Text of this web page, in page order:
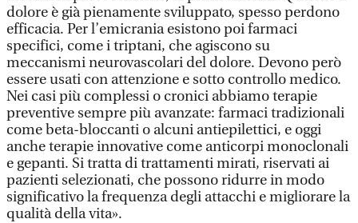
dolore è già pienamente sviluppato, spesso perdono
efficacia. Per l’emicrania esistono poi farmaci
specifici, come i triptani, che agiscono su
meccanismi neurovascolari del dolore. Devono però
essere usati con attenzione e sotto controllo medico.
Nei casi più complessi o cronici abbiamo terapie
preventive sempre più avanzate: farmaci tradizionali
come beta-bloccanti o alcuni antiepilettici, e oggi
anche terapie innovative come anticorpi monoclonali
e gepanti. Si tratta di trattamenti mirati, riservati ai
pazienti selezionati, che possono ridurre in modo
significativo la frequenza degli attacchi e migliorare la
qualità della vita».